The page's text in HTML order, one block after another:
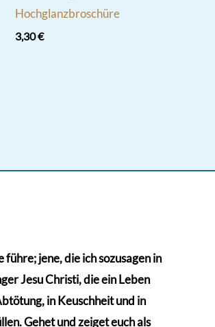
Hochglanzbroschüre
3,30€
jene, die ich sozusagen in
Jesu Christi, die ein Leben
in Keuschheit und in
Gehet und zeiget euch als